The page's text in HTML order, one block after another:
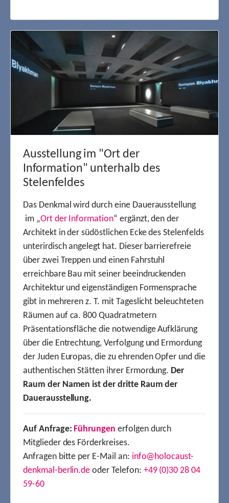
Ausstellung im "Ort der
Information" unterhalb des
Stelenfeldes
Das Denkmal wird durch eine Dauerausstellung
im „Ort der Information“ ergänzt, den der
Architekt in der südöstlichen Ecke des Stelenfelds
unterirdisch angelegt hat. Dieser barrierefreie
über zwei Treppen und einen Fahrstuhl
erreichbare Bau mit seiner beeindruckenden
Architektur und eigenständigen Formensprache
gibt in mehreren z. T. mit Tageslicht beleuchteten
Räumen auf ca. 800 Quadratmetern
Präsentationsfläche die notwendige Aufklärung
über die Entrechtung, Verfolgung und Ermordung
der Juden Europas, die zu ehrenden Opfer und die
authentischen Stätten ihrer Ermordung. Der
Raum der Namen ist der dritte Raum der
Dauerausstellung.
Auf Anfrage: Führungen erfolgen durch
Mitglieder des Förderkreises.
Anfragen bitte per E-Mail an: info@holocaust-
denkmal-berlin.de oder Telefon: +49 (0)30 28 04
59-60